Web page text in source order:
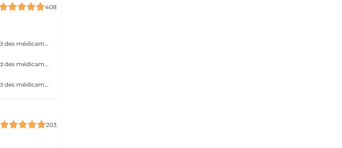
408
Pas de rdv nécessaire La semaine du rdv pas prend des médicaments, des anti-inflamatoires, des antibiotiques et de cortisone.
Pas de rdv nécessaire La semaine du rdv pas prend des médicaments, des anti-inflamatoires, des antibiotiques et de cortisone.
Pas de rdv nécessaire La semaine du rdv pas prend des médicaments, des anti-inflamatoires, des antibiotiques et de cortisone.
203